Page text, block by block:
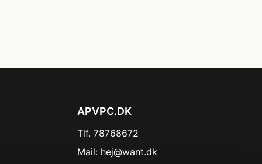
APVPC.DK
Tlf. 78768672
Mail: hej@want.dk